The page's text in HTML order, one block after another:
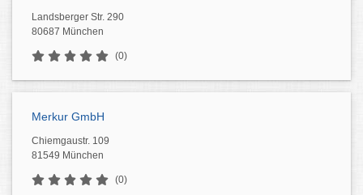
Landsberger Str. 290
80687 München
(0)
Merkur GmbH
Chiemgaustr. 109
81549 München
(0)